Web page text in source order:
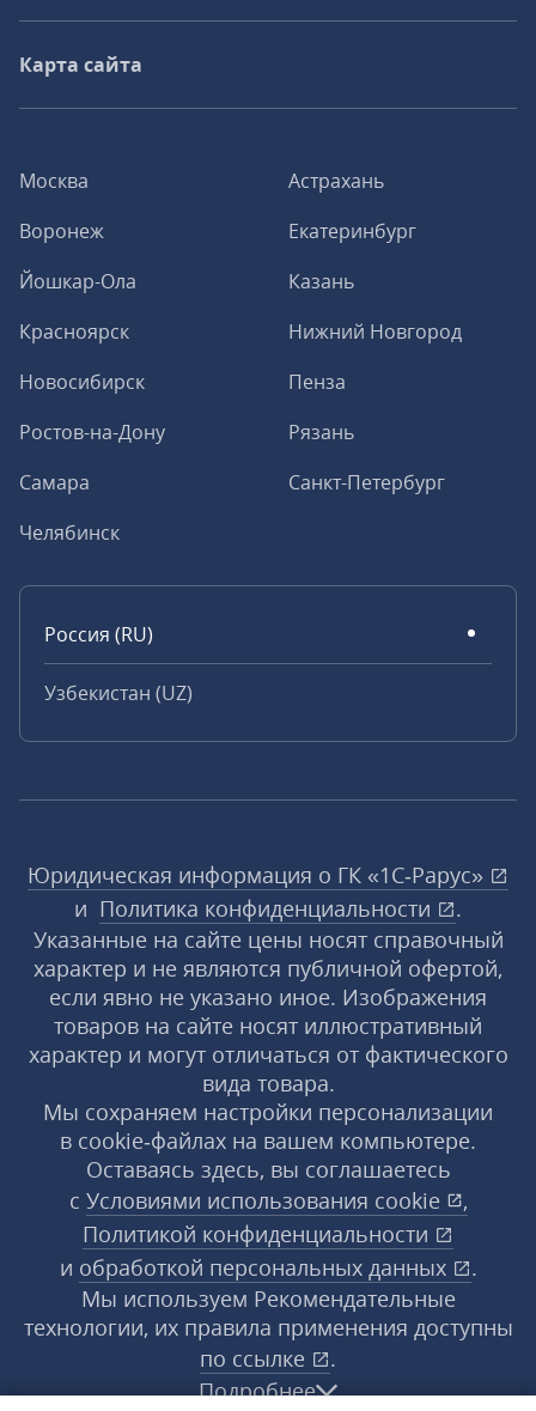
Москва
Астрахань
Воронеж
Екатеринбург
Йошкар-Ола
Казань
Красноярск
Нижний Новгород
Новосибирск
Пенза
Ростов-на-Дону
Рязань
Самара
Санкт-Петербург
Челябинск
Россия (RU)
Узбекистан (UZ)
Карта сайта
Юридическая информация о ГК «1С‑Рарус»
и Политика конфиденциальности
.
Указанные на сайте цены носят справочный
характер и не являются публичной офертой,
если явно не указано иное. Изображения
товаров на сайте носят иллюстративный
характер и могут отличаться от фактического
вида товара.
Мы сохраняем настройки персонализации
в cookie‑файлах на вашем компьютере.
Оставаясь здесь, вы соглашаетесь
с Условиями использования cookie
,
Политикой конфиденциальности
и обработкой персональных данных
.
Мы используем Рекомендательные
технологии, их правила применения доступны
по ссылке
.
Подробнее